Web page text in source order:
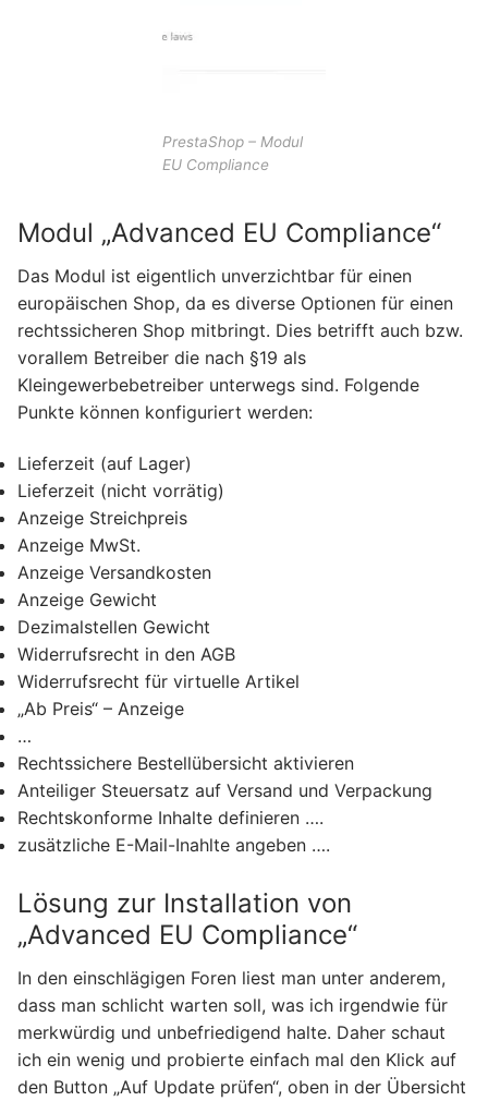
PrestaShop – Modul
EU Compliance
Modul „Advanced EU Compliance“
Das Modul ist eigentlich unverzichtbar für einen
europäischen Shop, da es diverse Optionen für einen
rechtssicheren Shop mitbringt. Dies betrifft auch bzw.
vorallem Betreiber die nach §19 als
Kleingewerbebetreiber unterwegs sind. Folgende
Punkte können konfiguriert werden:
Lieferzeit (auf Lager)
Lieferzeit (nicht vorrätig)
Anzeige Streichpreis
Anzeige MwSt.
Anzeige Versandkosten
Anzeige Gewicht
Dezimalstellen Gewicht
Widerrufsrecht in den AGB
Widerrufsrecht für virtuelle Artikel
„Ab Preis“ – Anzeige
…
Rechtssichere Bestellübersicht aktivieren
Anteiliger Steuersatz auf Versand und Verpackung
Rechtskonforme Inhalte definieren ….
zusätzliche E-Mail-Inahlte angeben ….
Lösung zur Installation von
„Advanced EU Compliance“
In den einschlägigen Foren liest man unter anderem,
dass man schlicht warten soll, was ich irgendwie für
merkwürdig und unbefriedigend halte. Daher schaut
ich ein wenig und probierte einfach mal den Klick auf
den Button „Auf Update prüfen“, oben in der Übersicht